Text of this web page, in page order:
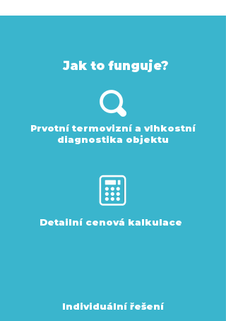
Jak to funguje?
Prvotní termovizní a vlhkostní
diagnostika objektu
Detailní cenová kalkulace
Individuální řešení